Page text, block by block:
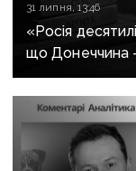
31 липня, 13:46
«Росія
що Донеччина
історію